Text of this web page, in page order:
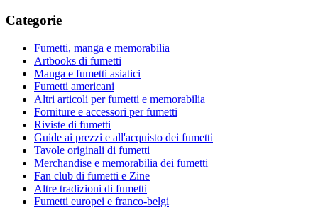
Categorie
Fumetti, manga e memorabilia
Artbooks di fumetti
Manga e fumetti asiatici
Fumetti americani
Altri articoli per fumetti e memorabilia
Forniture e accessori per fumetti
Riviste di fumetti
Guide ai prezzi e all'acquisto dei fumetti
Tavole originali di fumetti
Merchandise e memorabilia dei fumetti
Fan club di fumetti e Zine
Altre tradizioni di fumetti
Fumetti europei e franco-belgi